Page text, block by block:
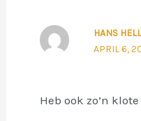
HANS
APRIL 6,
Heb ook zo’n